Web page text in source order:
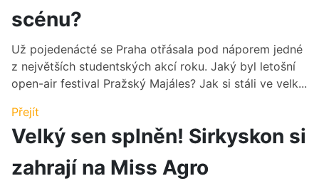
scénu?
Už pojedenácté se Praha otřásala pod náporem jedné
z největších studentských akcí roku. Jaký byl letošní
open-air festival Pražský Majáles? Jak si stáli ve velk...
Přejít
Velký sen splněn! Sirkyskon si
zahrají na Miss Agro